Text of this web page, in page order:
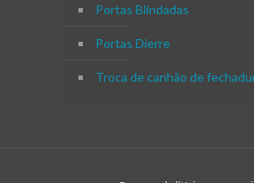
Portas Blindadas
Portas Dierre
Troca de canhão de